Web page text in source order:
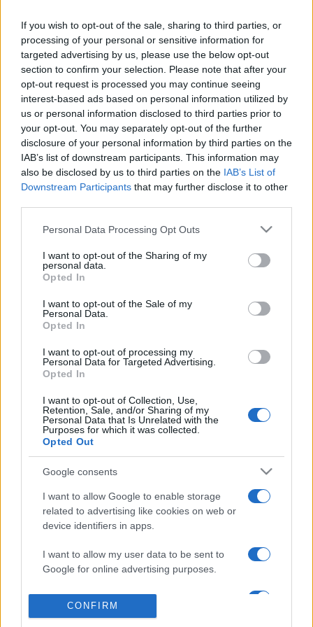
If you wish to opt-out of the sale, sharing to third parties, or
processing of your personal or sensitive information for
targeted advertising by us, please use the below opt-out
section to confirm your selection. Please note that after your
opt-out request is processed you may continue seeing
interest-based ads based on personal information utilized by
us or personal information disclosed to third parties prior to
your opt-out. You may separately opt-out of the further
disclosure of your personal information by third parties on the
IAB’s list of downstream participants. This information may
also be disclosed by us to third parties on the IAB’s List of
Downstream Participants that may further disclose it to other
Please note that this website/app uses one or more Google
not limited to your visit or usage behaviour. You may click to
grant or deny consent to Google and its third-party tags to
use your data for below specified purposes in below Google
consent section.
Personal Data Processing Opt Outs
I want to opt-out of the Sharing of my
personal data.
Opted In
I want to opt-out of the Sale of my
Personal Data.
Opted In
I want to opt-out of processing my
Personal Data for Targeted Advertising.
Opted In
I want to opt-out of Collection, Use,
Retention, Sale, and/or Sharing of my
Personal Data that Is Unrelated with the
Purposes for which it was collected.
Opted Out
Google consents
I want to allow Google to enable storage
related to advertising like cookies on web or
device identifiers in apps.
I want to allow my user data to be sent to
Google for online advertising purposes.
I want to allow Google to send me
personalized advertising.
CONFIRM
szálakon kötődik hazánk és a világ egyik leghíresebb
zeneszerzője a Belvárosi Plébániatemplomhoz és a Madame
Tussauds Múzeumhoz?
Mészáros Zsolt Máté Junior Prima Díjas orgonaművésszel,
Liszt-kutatóval többek között ezekre a kérdésekre is
kerestük a választ, de az október 22-i Liszt Ferenc
Orgonahangverseny is szóba került.
Zagyva Zoltán
#videó
MÉSZÁROS ZSOLT MÁTÉ VIDEÓ
MEGOSZTÁS